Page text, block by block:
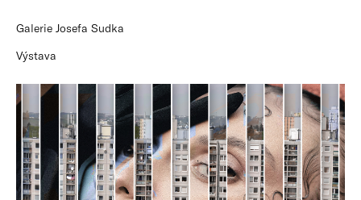
Galerie Josefa Sudka
Výstava